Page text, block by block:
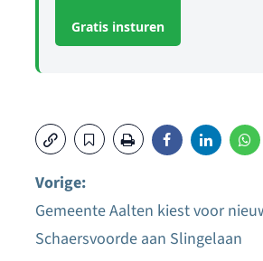
Gratis insturen
Bericht
Vorige:
Gemeente Aalten kiest voor
Schaersvoorde aan Slingelaan